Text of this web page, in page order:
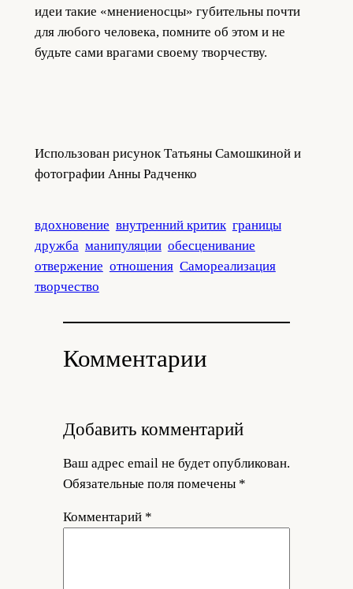
идеи такие «мнениеносцы» губительны почти
для любого человека, помните об этом и не
будьте сами врагами своему творчеству.
Использован рисунок Татьяны Самошкиной и
фотографии Анны Радченко
вдохновение внутренний критик границы
дружба манипуляции обесценивание
отвержение отношения Самореализация
творчество
Комментарии
Добавить комментарий
Ваш адрес email не будет опубликован.
Обязательные поля помечены *
Комментарий *